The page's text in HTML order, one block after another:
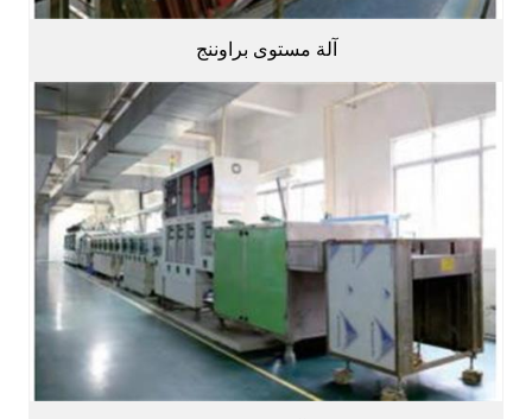
آلة مستوى براوننج